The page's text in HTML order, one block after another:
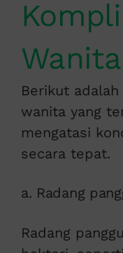
Wanita
Berikut
wanita yang
mengatasi
secara tepat.
a. Radang
Radang